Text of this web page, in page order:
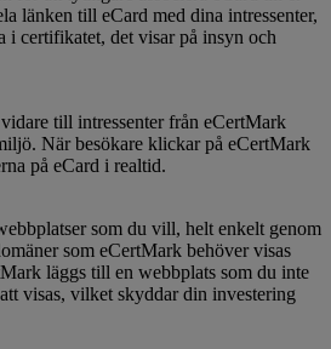
länken till eCard med dina intressenter,
i certifikatet, det visar på insyn och
till intressenter från eCertMark
När besökare klickar på eCertMark
på eCard i realtid.
som du vill, helt enkelt genom
som eCertMark behöver visas
läggs till en webbplats som du inte
visas, vilket skyddar din investering